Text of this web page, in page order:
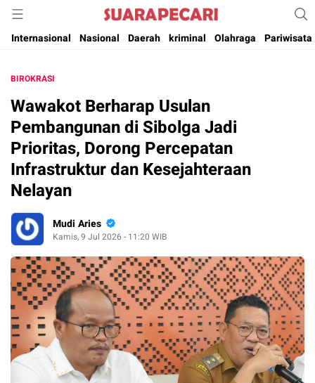
Suara Pecari
Suara Pencerahan Anak Negeri ( Berita Aktual & Terpercaya )
Internasional
Nasional Daerah kriminal Olahraga Pariwisata
BIROKRASI
Wawakot Berharap Usulan
Pembangunan di Sibolga Jadi
Prioritas, Dorong Percepatan
Infrastruktur dan Kesejahteraan
Nelayan
Mudi Aries
Kamis, 9 Jul 2026 - 11:20 WIB